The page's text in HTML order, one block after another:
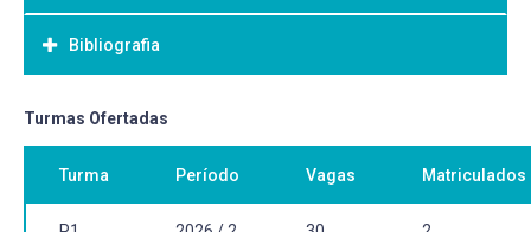
Gerais
Possibilitar a construção e mediação do conhecimento
recursos didáticos;
Compreender a importância do uso de recursos didáticos
como ferramentas mobilizado-ras no processo de ensino
Programa:
1. Experiências de aprendizagem em geografia.
conhecimento geográfico.
3. Propostas metodológicas para o ensino de Geografia.
3.1. Recursos didáticos na perspectiva da educação
geográfica.
3.2. A escola como locus de desenvolvimento de
Bibliografia
Bibliografia Básica:
CASTELLAR, Sonia (Org.). Educação geográfica: teorias e
práticas docentes. 3ª ed., São Paulo: Contexto, 2014.
CASTROGIOVANNI, Antonio Carlos; CALLAI, Helena
Copetti (Org.); KAERCHER, Nestor André (Orgs.). Ensino de
Turmas Ofertadas
Turma Período Vagas Matriculados